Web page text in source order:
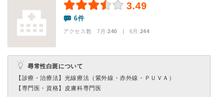
3.49
6件
アクセス数 7月:240 | 6月:244
尋常性白斑について
【診療・治療法】 光線療法（紫外線・赤外線・ＰＵＶＡ）
【専門医・資格】 皮膚科専門医